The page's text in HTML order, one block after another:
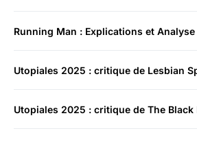
Running Man : Explications et Analyse
Utopiales 2025 : critique de Lesbian
Utopiales 2025 : critique de The Black